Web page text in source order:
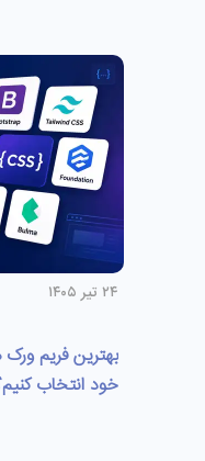
۲۴ تیر ۱۴۰۵
خود انتخاب